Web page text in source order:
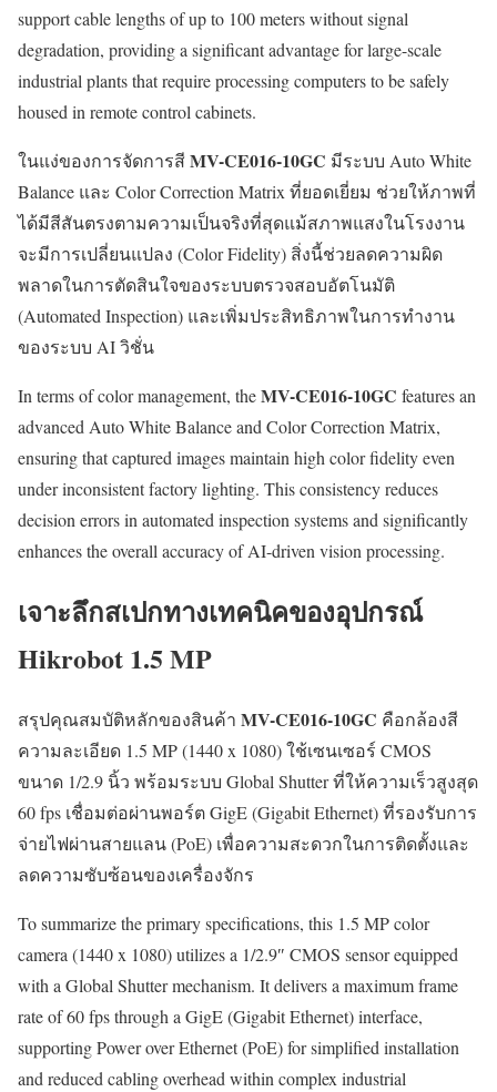
support cable lengths of up to 100 meters without signal
degradation, providing a significant advantage for large-scale
industrial plants that require processing computers to be safely
housed in remote control cabinets.
ในแง่ของการจัดการสีMV-CE016-10GC มีระบบ Auto White
Balance และ Color Correction Matrix ที่ยอดเยี่ยม ช่วยให้ภาพที่
ได้มีสีสันตรงตามความเป็นจริงที่สุดแม้สภาพแสงในโรงงาน
จะมีการเปลี่ยนแปลง (Color Fidelity) สิ่งนี้ช่วยลดความผิด
พลาดในการตัดสินใจของระบบตรวจสอบอัตโนมัติ
(Automated Inspection) และเพิ่มประสิทธิภาพในการทำงาน
ของระบบ AI วิชั่น
In terms of color management, theMV-CE016-10GC features an
advanced Auto White Balance and Color Correction Matrix,
ensuring that captured images maintain high color fidelity even
under inconsistent factory lighting. This consistency reduces
decision errors in automated inspection systems and significantly
enhances the overall accuracy of AI-driven vision processing.
เจาะลึกสเปกทางเทคนิคของอุปกรณ์
Hikrobot 1.5 MP
สรุปคุณสมบัติหลักของสินค้า MV-CE016-10GC คือกล้องสี
ความละเอียด 1.5 MP (1440 x 1080) ใช้เซนเซอร์ CMOS
ขนาด 1/2.9 นิ้ว พร้อมระบบ Global Shutter ที่ให้ความเร็วสูงสุด
60 fps เชื่อมต่อผ่านพอร์ต GigE (Gigabit Ethernet) ที่รองรับการ
จ่ายไฟผ่านสายแลน (PoE) เพื่อความสะดวกในการติดตั้งและ
ลดความซับซ้อนของเครื่องจักร
To summarize the primary specifications, this 1.5 MP color
camera (1440 x 1080) utilizes a 1/2.9″ CMOS sensor equipped
with a Global Shutter mechanism. It delivers a maximum frame
rate of 60 fps through a GigE (Gigabit Ethernet) interface,
supporting Power over Ethernet (PoE) for simplified installation
and reduced cabling overhead within complex industrial